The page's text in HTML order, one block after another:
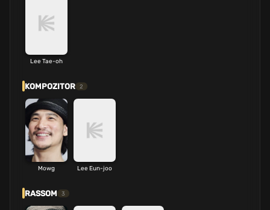
Lee Tae-oh
KOMPOZITOR 2
Mowg Lee Eun-joo
RASSOM 3